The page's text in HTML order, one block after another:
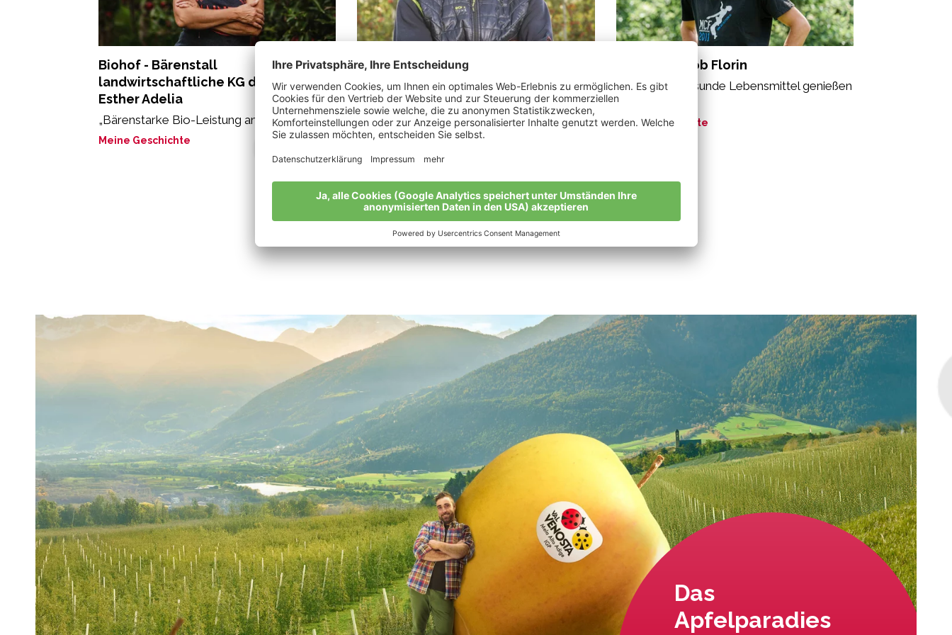
Biohof - Bärenstall
landwirtschaftliche KG der Stricker
Esther Adelia
„Bärenstarke Bio-Leistung am Bärenstall“
Meine Geschichte
Spechtenhauser Stefan
"Ich möchte meinen Söhnen einen guten
Boden hinterlassen"
Meine Geschichte
Pedross Jakob Florin
„Alle sollen gesunde Lebensmittel genießen
dürfen“
Meine Geschichte
Alle Bio-Bauern im Überblick
Das
Apfelparadies